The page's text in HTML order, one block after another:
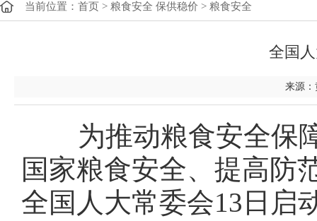
当前位置： 首页 > 粮食安全 保供稳价 > 粮食安全
全国
来源
为推动粮食安全保障
国家粮食安全、提高防
全国人大常委会13日启